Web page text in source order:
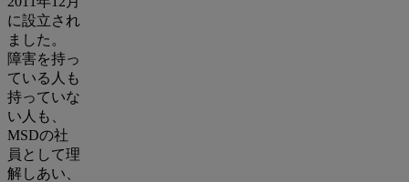
に設立され
ました。
障害を持っ
ている人も
持っていな
い人も、
MSDの社
員として理
解しあい、